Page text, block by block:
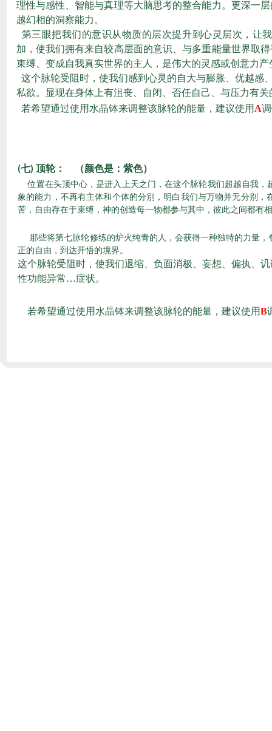
理性与感性、智能与真理等大脑思考的整合能力。更深一
越幻相的洞察能力。
第三眼把我们的意识从物质的层次提升到心灵层次，让
加，使我们拥有来自较高层面的意识、与多重能量世界取
束缚、变成自我真实世界的主人，是伟大的灵感或创意力
这个脉轮受阻时，使我们感到心灵的自大与膨胀、优越感
私欲。显现在身体上有沮丧、自闭、否任自己、与压力有
若希望通过使用水晶钵来调整该脉轮的能量，建议使用 A
(七) 顶轮： （颜色是：紫色）
位置在头顶中心，是进入上天之门，在这个脉轮我们超越自我
象的能力，不再有主体和个体的分别，明白我们与万物并无分别
苦，自由存在于束缚，神的创造每一物都参与其中，彼此之间都有
那些将第七脉轮修练的炉火纯青的人，会获得一种独特的力量
正的自由，到达开悟的境界。
这个脉轮受阻时，使我们退缩、负面消极、妄想、偏执、
性功能异常…症状。
若希望通过使用水晶钵来调整该脉轮的能量，建议使用B